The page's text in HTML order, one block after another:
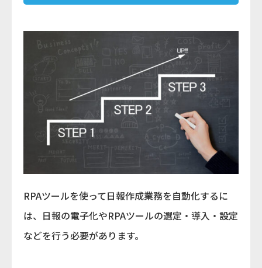
RPAツールを使って日報作成業務を自動化するに
は、日報の電子化やRPAツールの選定・導入・設定
などを行う必要があります。